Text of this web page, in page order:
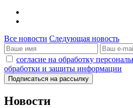
Все новости Следующая новость
согласие на обработку
обработки и защиты информации
Новости